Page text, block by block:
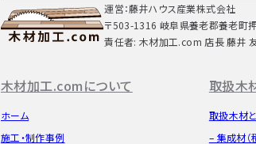
運営：藤井ハウス産業株式会社
〒503-1316 岐阜県養老郡養老町
責任者: 木材加工.com 店長 藤井
木材加工.comについて
ホーム
施工・制作事例
取扱木
取扱木材
– 集成材（